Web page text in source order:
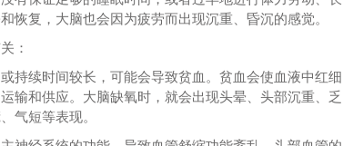
恢复，大脑也会因为疲劳而出现沉重、昏沉的感觉。
：
持续时间较长，可能会导致贫血。贫血会使血液中红细
输和供应。大脑缺氧时，就会出现头晕、头部沉重、乏
气短等表现。